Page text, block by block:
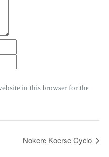
in this browser for the
Nokere Koerse Cyclo